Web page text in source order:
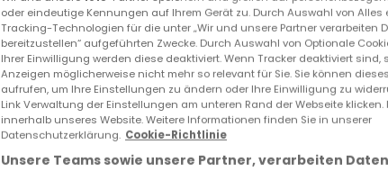
oder eindeutige Kennungen auf Ihrem Gerät zu. Durch Auswahl von Alles
Tracking-Technologien für die unter „Wir und unsere Partner verarbeiten
bereitzustellen“ aufgeführten Zwecke. Durch Auswahl von Optionale
Ihrer Einwilligung werden diese deaktiviert. Wenn Tracker deaktiviert
Anzeigen möglicherweise nicht mehr so relevant für Sie. Sie können
aufrufen, um Ihre Einstellungen zu ändern oder Ihre Einwilligung zu
Link Verwaltung der Einstellungen am unteren Rand der Webseite
innerhalb unseres Website. Weitere Informationen finden Sie in unserer
Datenschutzerklärung. Cookie-Richtlinie
Unsere Teams sowie unsere Partner, verarbeiten